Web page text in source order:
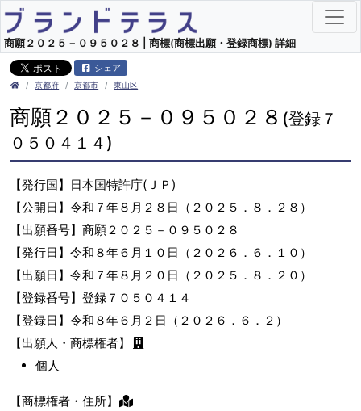
商願２０２５－０９５０２８ | 商標(商標出願・登録商標) 詳細
シェア
京都府 京都市 東山区
商願２０２５－０９５０２８ (登録７
０５０４１４)
【発行国】日本国特許庁(ＪＰ)
【公開日】令和７年８月２８日（２０２５．８．２８）
【出願番号】商願２０２５－０９５０２８
【発行日】令和８年６月１０日（２０２６．６．１０）
【出願日】令和７年８月２０日（２０２５．８．２０）
【登録番号】登録７０５０４１４
【登録日】令和８年６月２日（２０２６．６．２）
【出願人・商標権者】
個人
【商標権者・住所】